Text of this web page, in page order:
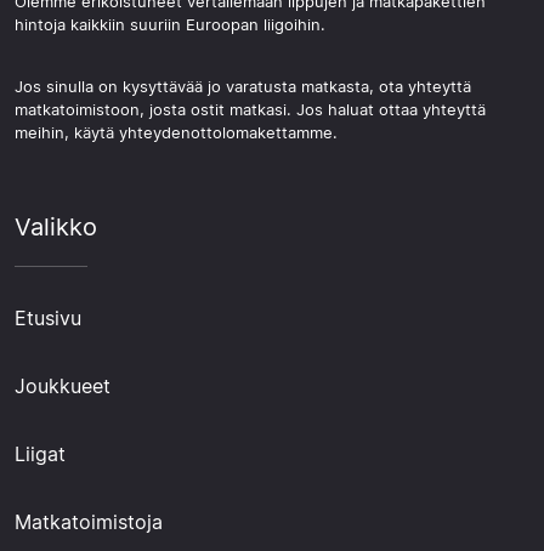
hintoja kaikkiin suuriin Euroopan liigoihin.
Jos sinulla on kysyttävää jo varatusta matkasta, ota yhteyttä
matkatoimistoon, josta ostit matkasi. Jos haluat ottaa yhteyttä
meihin, käytä yhteydenottolomakettamme.
Valikko
Etusivu
Joukkueet
Liigat
Matkatoimistoja